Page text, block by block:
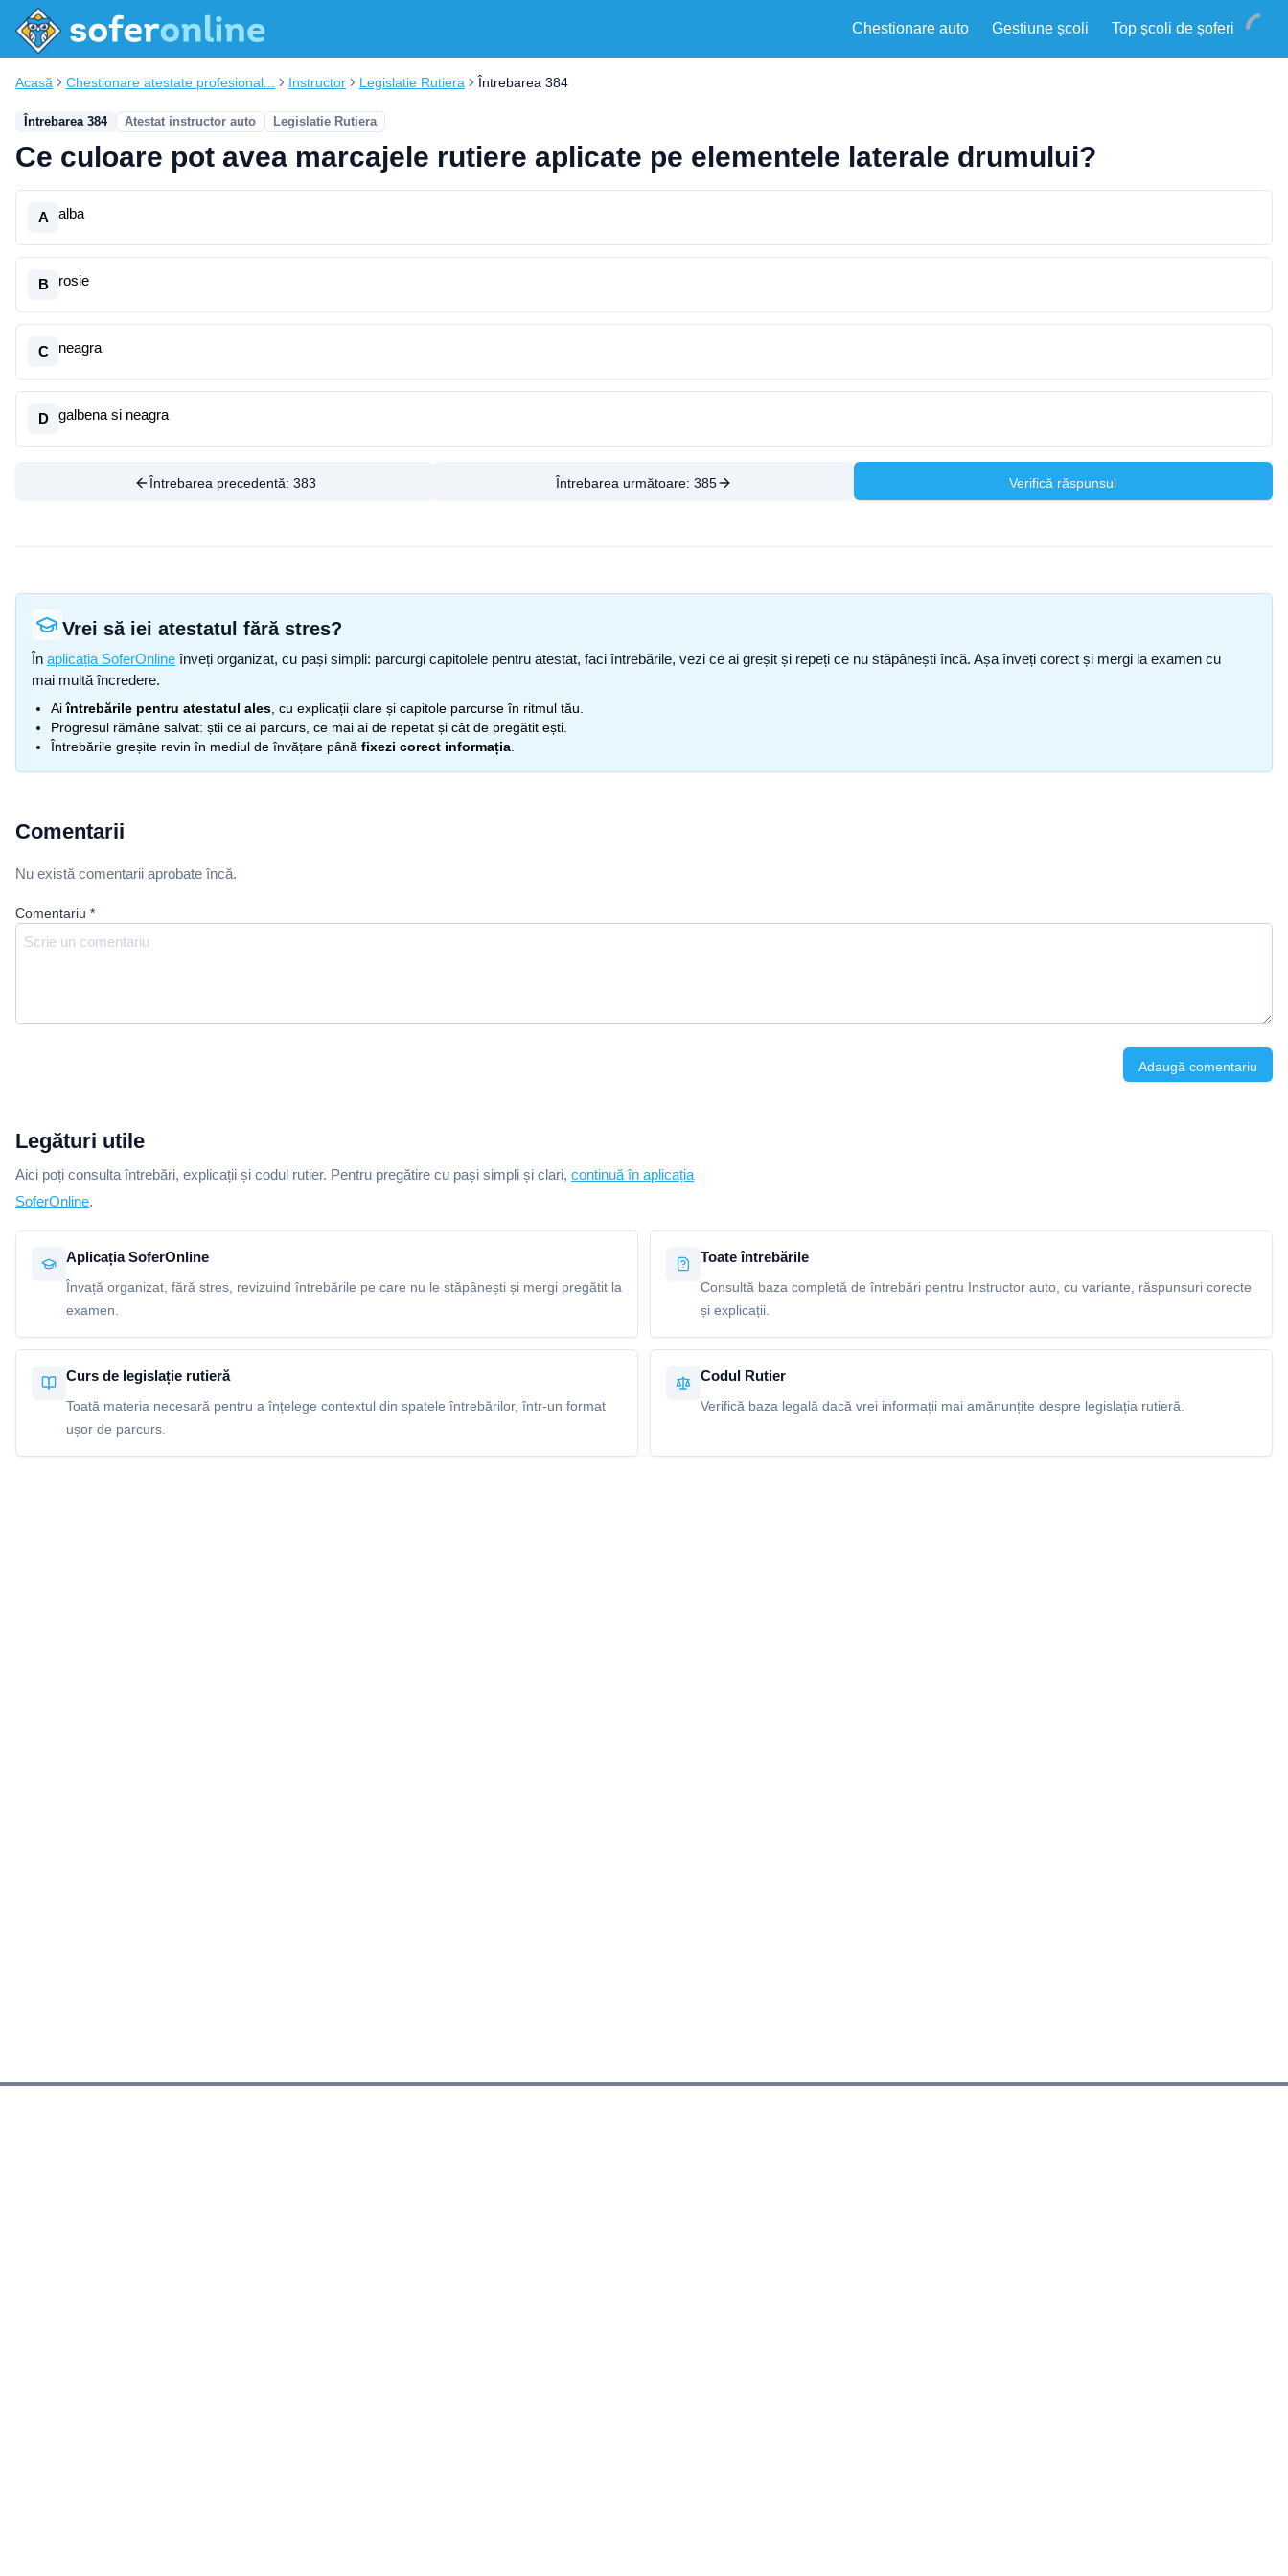
Chestionare auto Gestiune școli Top școli de șoferi
Acasă Chestionare atestate profesional... Instructor Legislatie Rutiera Întrebarea 384
Întrebarea 384 Atestat instructor auto Legislatie Rutiera
Ce culoare pot avea marcajele rutiere aplicate pe elementele laterale drumului?
A alba
B rosie
C neagra
D galbena si neagra
Întrebarea precedentă: 383 Întrebarea următoare: 385 Verifică răspunsul
Vrei să iei atestatul fără stres?
În aplicația SoferOnline înveți organizat, cu pași simpli: parcurgi capitolele pentru atestat, faci întrebările, vezi ce ai greșit și repeți ce nu stăpânești încă. Așa înveți corect și mergi la examen cu
mai multă încredere.
Aiîntrebările pentru atestatul ales , cu explicații clare și capitole parcurse în ritmul tău.
Progresul rămâne salvat: știi ce ai parcurs, ce mai ai de repetat și cât de pregătit ești.
Întrebările greșite revin în mediul de învățare până fixezi corect informația
Comentarii
Nu există comentarii aprobate încă.
Comentariu *
Adaugă comentariu
Legături utile
Aici poți consulta întrebări, explicații și codul rutier. Pentru pregătire cu pași simpli și clari, continuă în aplicația
SoferOnline.
Aplicația SoferOnline
Învață organizat, fără stres, revizuind întrebările pe care nu le stăpânești și mergi pregătit la
examen.
Toate întrebările
Consultă baza completă de întrebări pentru Instructor auto, cu variante, răspunsuri corecte
și explicații.
Curs de legislație rutieră
Toată materia necesară pentru a înțelege contextul din spatele întrebărilor, într-un format
ușor de parcurs.
Codul Rutier
Verifică baza legală dacă vrei informații mai amănunțite despre legislația rutieră.